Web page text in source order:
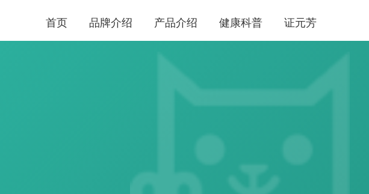
首页 品牌介绍 产品介绍 健康科普 证元芳